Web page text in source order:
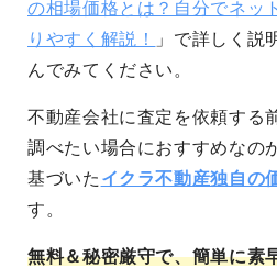
の相場価格とは？自分でネッ
りやすく解説！
」で詳しく説
んでみてください。
不動産会社に査定を依頼する
調べたい場合におすすめなの
基づいた イクラ不動産独自の
す。
無料＆秘密厳守で、簡単に素